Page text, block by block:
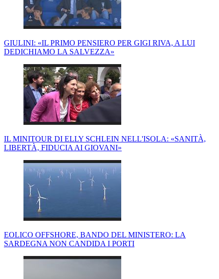
GIULINI: «IL PRIMO PENSIERO PER GIGI RIVA, A LUI
DEDICHIAMO LA SALVEZZA»
IL MINITOUR DI ELLY SCHLEIN NELL'ISOLA: «SANITÀ,
LIBERTÀ, FIDUCIA AI GIOVANI»
EOLICO OFFSHORE, BANDO DEL MINISTERO: LA
SARDEGNA NON CANDIDA I PORTI